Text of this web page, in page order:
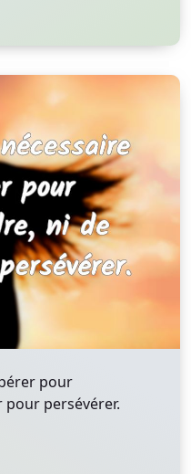
pour
persévérer.